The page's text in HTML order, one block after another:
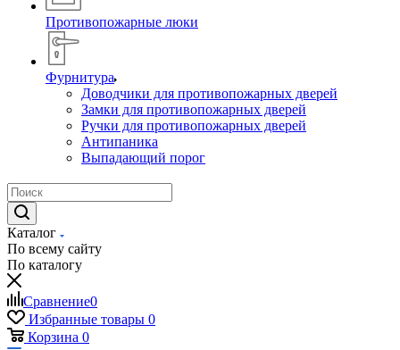
Противопожарные люки
Фурнитура
Доводчики для противопожарных дверей
Замки для противопожарных дверей
Ручки для противопожарных дверей
Антипаника
Выпадающий порог
Каталог
По всему сайту
По каталогу
Сравнение0
Избранные товары 0
Корзина 0